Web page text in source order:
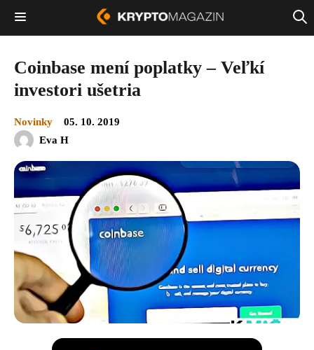
Coinbase mení poplatky – Veľkí
investori ušetria
Novinky
05. 10. 2019
Eva H